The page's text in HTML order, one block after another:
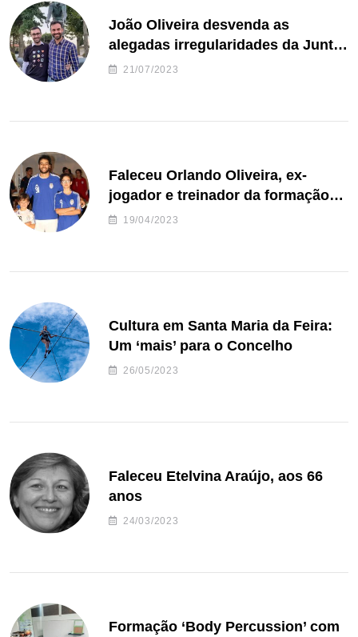
João Oliveira desvenda as
alegadas irregularidades da Junta
de Freguesia S. João de Ver
21/07/2023
Faleceu Orlando Oliveira, ex-
jogador e treinador da formação
de andebol do Feirense
19/04/2023
Cultura em Santa Maria da Feira:
Um ‘mais’ para o Concelho
26/05/2023
Faleceu Etelvina Araújo, aos 66
anos
24/03/2023
Formação ‘Body Percussion’ com